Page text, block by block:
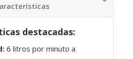
destacadas:
6 litros por minuto a